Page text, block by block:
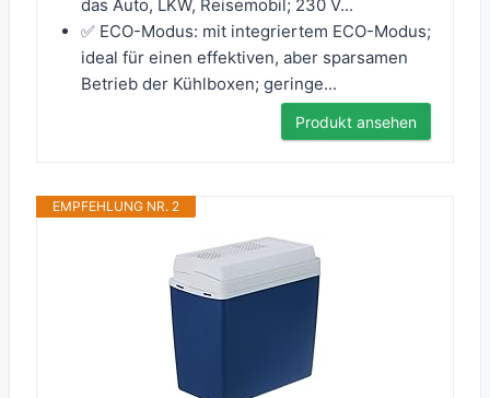
das Auto, LKW, Reisemobil; 230 V...
✅ ECO-Modus: mit integriertem ECO-Modus;
ideal für einen effektiven, aber sparsamen
Betrieb der Kühlboxen; geringe...
Produkt ansehen
EMPFEHLUNG NR. 2